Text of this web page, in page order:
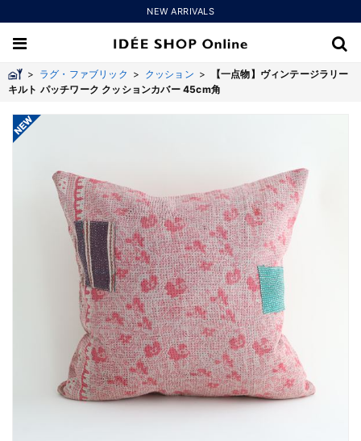
NEW ARRIVALS
> ラグ・ファブリック > クッション >
【一点物】ヴィンテージラリー
キルト パッチワーク クッションカバー 45cm角